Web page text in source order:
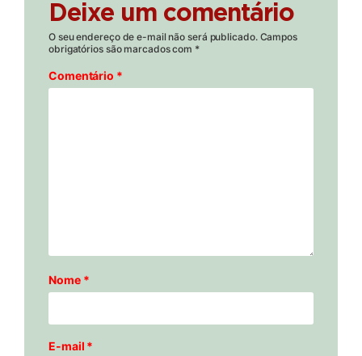
Deixe um comentário
O seu endereço de e-mail não será publicado. Campos
obrigatórios são marcados com *
Comentário *
Nome *
E-mail *